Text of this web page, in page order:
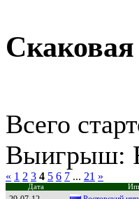
Всего
Выигрыш:
« 1 2 3 4 5 6 7 ... 21 »
Дата